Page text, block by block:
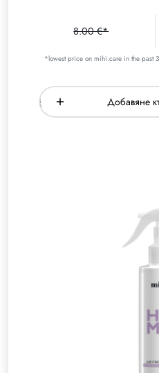
8.00 €*
*lowest price on mihi.care in the past
Добавяне